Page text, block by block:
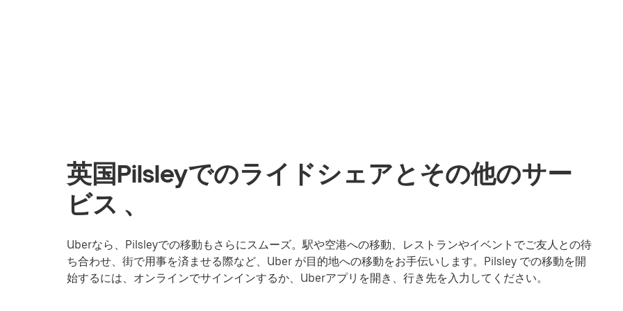
英国Pilsleyでのライドシェアとその他のサー
ビス 、
Uberなら、Pilsleyでの移動もさらにスムーズ。駅や空港への移動、レストランやイベントでご友人との待
ち合わせ、街で用事を済ませる際など、Uber が目的地への移動をお手伝いします。Pilsley での移動を開
始するには、オンラインでサインインするか、Uberアプリを開き、行き先を入力してください。